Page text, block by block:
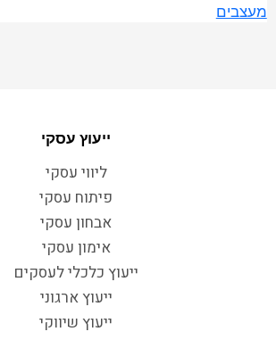
מעצבים
ייעוץ עסקי
ליווי עסקי
פיתוח עסקי
אבחון עסקי
אימון עסקי
ייעוץ כלכלי לעסקים
ייעוץ ארגוני
ייעוץ שיווקי